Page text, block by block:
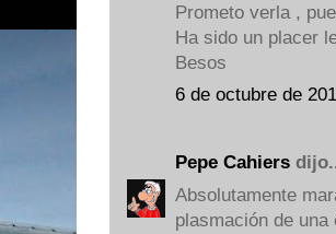
Prometo verla ,
Ha sido un placer
Besos
6 de octubre de
Pepe Cahiers
Absolutamente
plasmación de una